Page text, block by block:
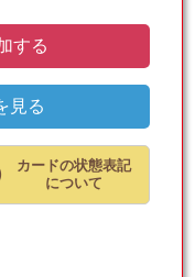
する
見る
カードの状態表記
について